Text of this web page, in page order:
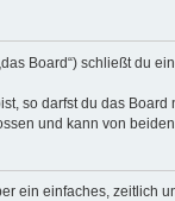
Board“) schließt du
so darfst du das
und kann von
ein einfaches,